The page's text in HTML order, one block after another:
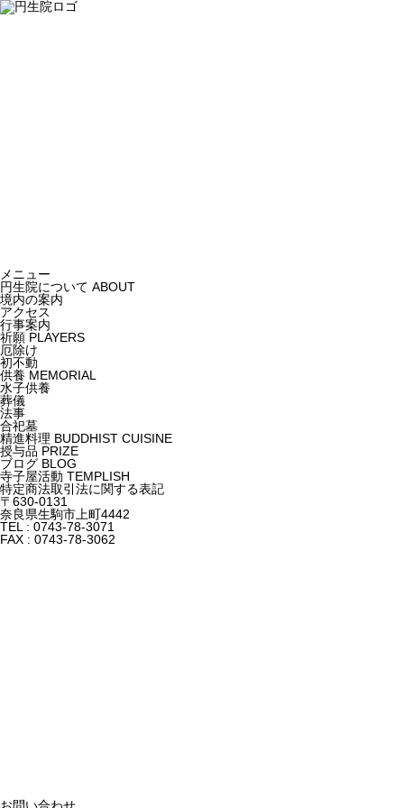
メニュー
円生院について ABOUT
境内の案内
アクセス
行事案内
祈願 PLAYERS
厄除け
初不動
供養 MEMORIAL
水子供養
葬儀
法事
合祀墓
精進料理 BUDDHIST CUISINE
授与品 PRIZE
ブログ BLOG
寺子屋活動 TEMPLISH
特定商法取引法に関する表記
〒630-0131
奈良県生駒市上町4442
TEL : 0743-78-3071
FAX : 0743-78-3062